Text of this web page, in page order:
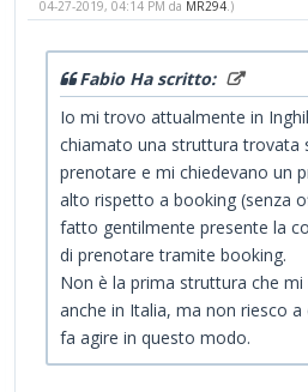
04-27-2019, 04:14 PM da MR294.)
Fabio Ha scritto:
Io mi trovo attualmente in
chiamato una struttura trovata
prenotare e mi chiedevano un
alto rispetto a booking (senza
fatto gentilmente presente la
di prenotare tramite booking.
Non è la prima struttura che
anche in Italia, ma non riesco a
fa agire in questo modo.